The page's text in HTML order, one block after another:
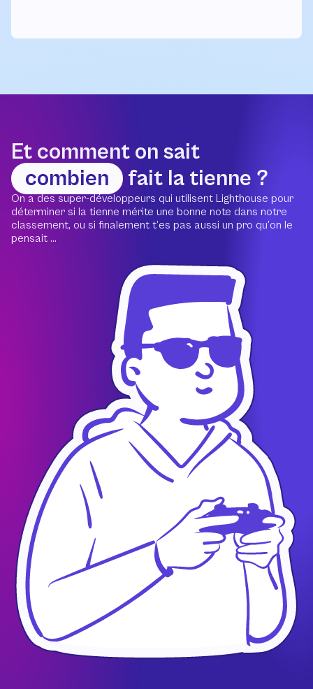
Et comment on sait
combien
fait la tienne ?
On a des super-développeurs qui utilisent Lighthouse pour
déterminer si la tienne mérite une bonne note dans notre
classement, ou si finalement t’es pas aussi un pro qu’on le
pensait ...